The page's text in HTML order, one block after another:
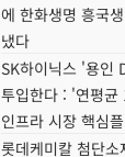
에 한화생명 흥국
냈다
SK하이닉스 '용인
투입한다 : '연평
인프라 시장 핵심
롯데케미칼 첨단